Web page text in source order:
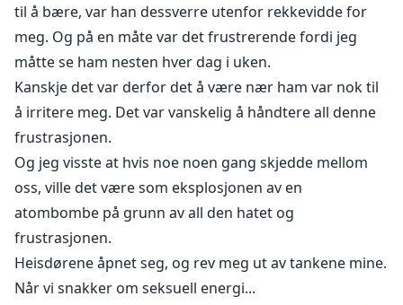
til å bære, var han dessverre utenfor rekkevidde for
meg. Og på en måte var det frustrerende fordi jeg
måtte se ham nesten hver dag i uken.
Kanskje det var derfor det å være nær ham var nok til
å irritere meg. Det var vanskelig å håndtere all denne
frustrasjonen.
Og jeg visste at hvis noe noen gang skjedde mellom
oss, ville det være som eksplosjonen av en
atombombe på grunn av all den hatet og
frustrasjonen.
Heisdørene åpnet seg, og rev meg ut av tankene mine.
Når vi snakker om seksuell energi...